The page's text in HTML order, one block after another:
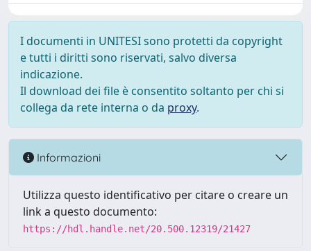
I documenti in UNITESI sono protetti da copyright
e tutti i diritti sono riservati, salvo diversa
indicazione.
Il download dei file è consentito soltanto per chi si
collega da rete interna o da proxy.
Informazioni
Utilizza questo identificativo per citare o creare un
link a questo documento:
https://hdl.handle.net/20.500.12319/21427